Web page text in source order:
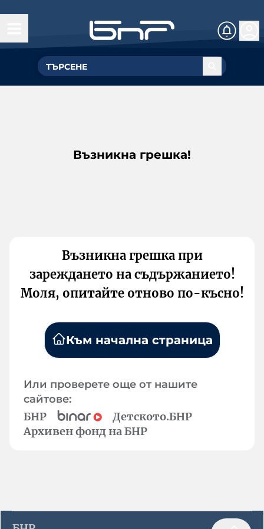
Възникна грешка!
Възникна грешка при
зареждането на съдържанието!
Моля, опитайте отново по-късно!
Към начална страница
Или проверете още от нашите
сайтове:
БНР
Детското.БНР
Архивен фонд на БНР